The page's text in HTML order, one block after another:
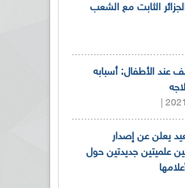
الثابت مع الشعب
عند الأطفال: أسبابه
يعلن عن إصدار
علميتين جديدتين حول